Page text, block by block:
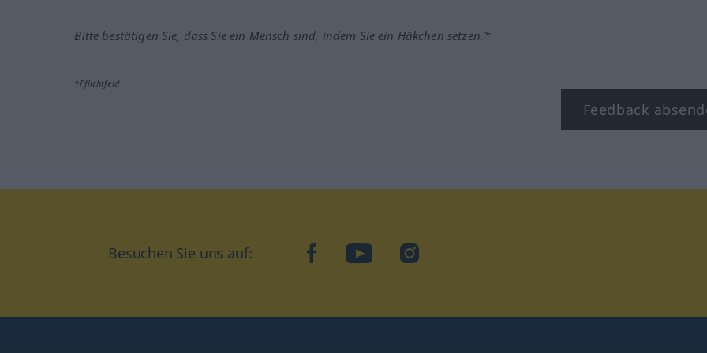
Bitte bestätigen Sie, dass Sie ein Mensch sind, indem Sie ein Häkchen setzen.*
*Pflichtfeld
Feedback
Besuchen Sie uns auf: facebookYouTubeInstagram